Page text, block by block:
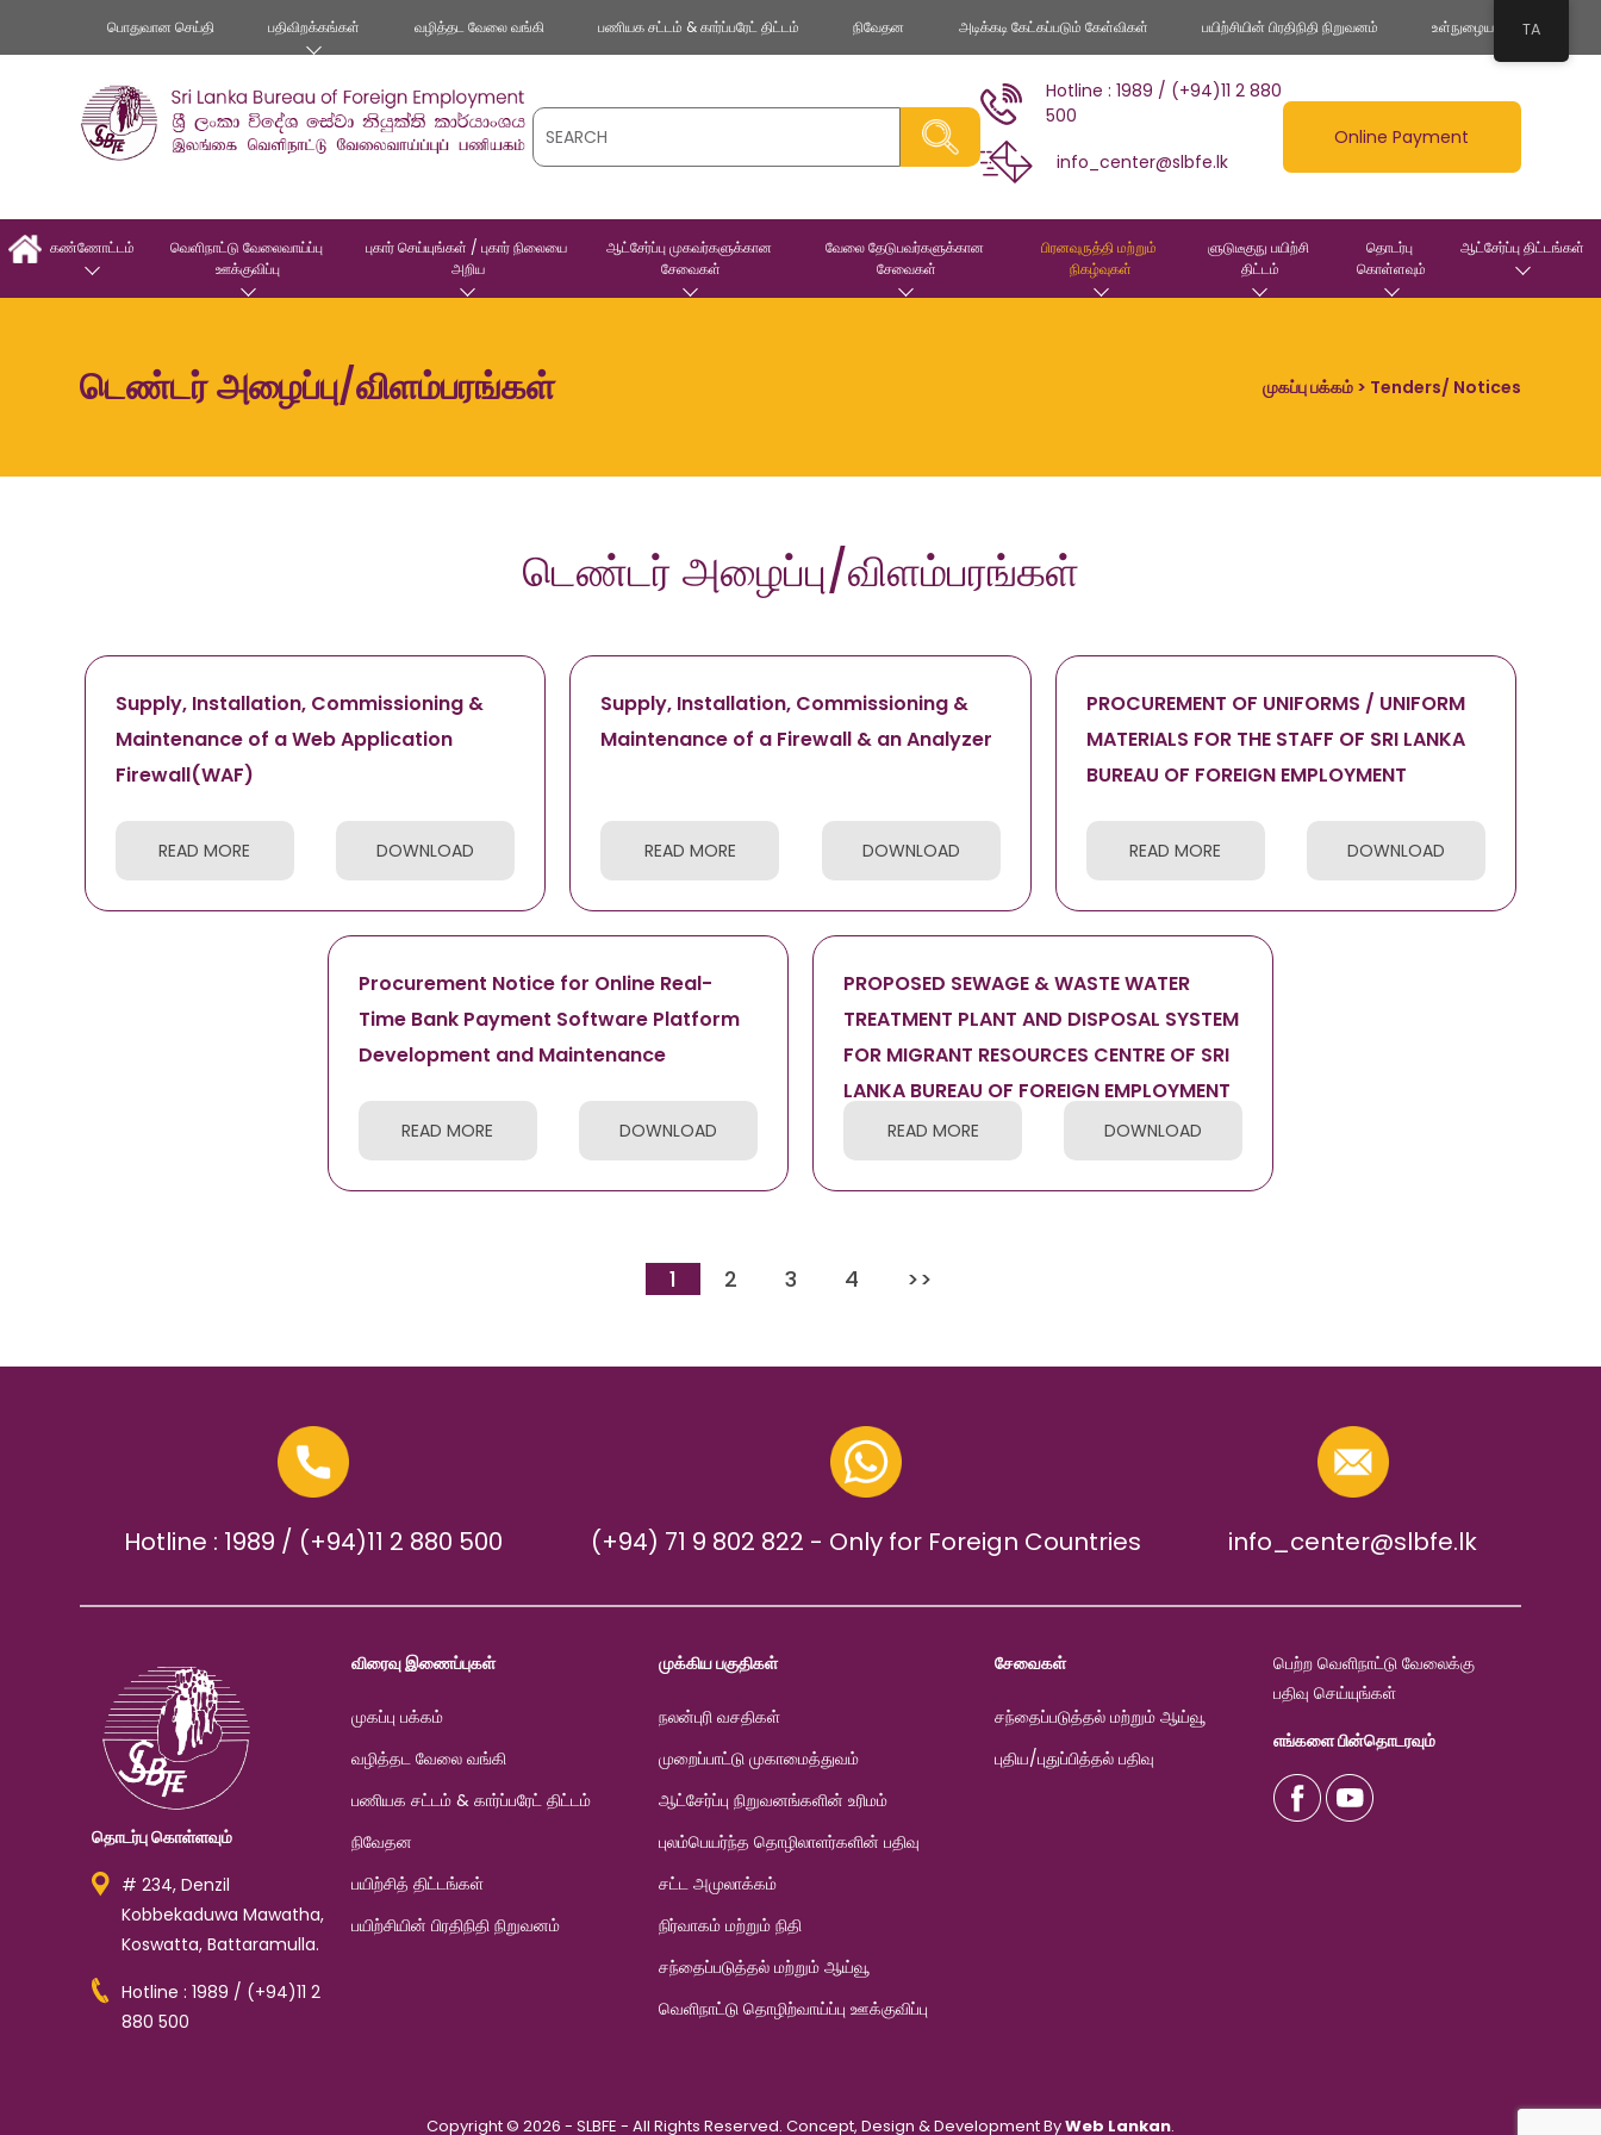
பொதுவான செய்தி பதிவிறக்கங்கள் வழித்தட வேலை வங்கி பணியக சட்டம் & கார்ப்பரேட் திட்டம் நிவேதன அடிக்கடி கேட்கப்படும் கேள்விகள் பயிற்சியின் பிரதிநிதி நிறுவனம் உள்நுழைய
Hotline : 1989 / (+94)11 2 880
500
info_center@slbfe.lk
Online Payment
கண்ணோட்டம்
வெளிநாட்டு வேலைவாய்ப்பு
ஊக்குவிப்பு
புகார் செய்யுங்கள் / புகார் நிலையை
அறிய
ஆட்சேர்ப்பு முகவர்களுக்கான
சேவைகள்
வேலை தேடுபவர்களுக்கான
சேவைகள்
பிரனவுருத்தி மற்றும்
நிகழ்வுகள்
ளுடுடீகுநு பயிற்சி
திட்டம்
தொடர்பு
கொள்ளவும்
ஆட்சேர்ப்பு திட்டங்கள்
டெண்டர் அழைப்பு/விளம்பரங்கள் முகப்பு பக்கம்> Tenders/ Notices
டெண்டர் அழைப்பு/விளம்பரங்கள்
Supply, Installation, Commissioning &
Maintenance of a Web Application
Firewall(WAF)
READ MORE DOWNLOAD
Supply, Installation, Commissioning &
Maintenance of a Firewall & an Analyzer
READ MORE DOWNLOAD
PROCUREMENT OF UNIFORMS / UNIFORM
MATERIALS FOR THE STAFF OF SRI LANKA
BUREAU OF FOREIGN EMPLOYMENT
READ MORE DOWNLOAD
Procurement Notice for Online Real-
Time Bank Payment Software Platform
Development and Maintenance
READ MORE DOWNLOAD
PROPOSED SEWAGE & WASTE WATER
TREATMENT PLANT AND DISPOSAL SYSTEM
FOR MIGRANT RESOURCES CENTRE OF SRI
LANKA BUREAU OF FOREIGN EMPLOYMENT
AT RATHNAPURA
READ MORE DOWNLOAD
1 2 3 4 >>
Hotline : 1989 / (+94)11 2 880 500 (+94) 71 9 802 822 - Only for Foreign Countries info_center@slbfe.lk
தொடர்பு கொள்ளவும்
# 234, Denzil
Kobbekaduwa Mawatha,
Koswatta, Battaramulla.
Hotline : 1989 / (+94)11 2
880 500
விரைவு இணைப்புகள்
முகப்பு பக்கம்
வழித்தட வேலை வங்கி
பணியக சட்டம் & கார்ப்பரேட் திட்டம்
நிவேதன
பயிற்சித் திட்டங்கள்
பயிற்சியின் பிரதிநிதி நிறுவனம்
முக்கிய பகுதிகள்
நலன்புரி வசதிகள்
முறைப்பாட்டு முகாமைத்துவம்
ஆட்சேர்ப்பு நிறுவனங்களின் உரிமம்
புலம்பெயர்ந்த தொழிலாளர்களின் பதிவு
சட்ட அமுலாக்கம்
நிர்வாகம் மற்றும் நிதி
சந்தைப்படுத்தல் மற்றும் ஆய்வூ
வெளிநாட்டு தொழிற்வாய்ப்பு ஊக்குவிப்பு
சேவைகள்
சந்தைப்படுத்தல் மற்றும் ஆய்வூ
புதிய/புதுப்பித்தல் பதிவு
பெற்ற வெளிநாட்டு வேலைக்கு
பதிவு செய்யுங்கள்
எங்களை பின்தொடரவும்
Copyright © 2026 - SLBFE - All Rights Reserved. Concept, Design & Development ByWeb Lankan.
TA